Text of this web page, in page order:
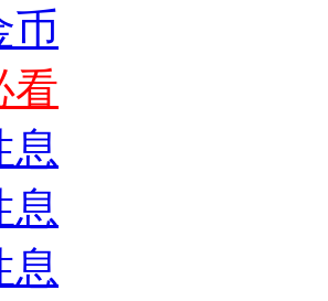
币
看
息
息
息